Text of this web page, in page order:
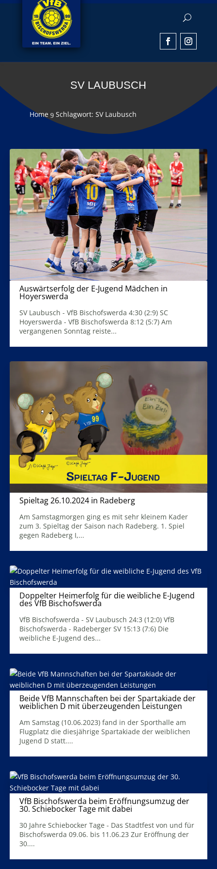
SV LAUBUSCH
Home 9 Schlagwort: SV Laubusch
Auswärtserfolg der E-Jugend Mädchen in
Hoyerswerda
SV Laubusch - VfB Bischofswerda 4:30 (2:9) SC
Hoyerswerda - VfB Bischofswerda 8:12 (5:7) Am
vergangenen Sonntag reiste...
Spieltag 26.10.2024 in Radeberg
Am Samstagmorgen ging es mit sehr kleinem Kader
zum 3. Spieltag der Saison nach Radeberg. 1. Spiel
gegen Radeberg I,...
Doppelter Heimerfolg für die weibliche E-Jugend
des VfB Bischofswerda
VfB Bischofswerda - SV Laubusch 24:3 (12:0) VfB
Bischofswerda - Radeberger SV 15:13 (7:6) Die
weibliche E-Jugend des...
Beide VfB Mannschaften bei der Spartakiade der
weiblichen D mit überzeugenden Leistungen
Am Samstag (10.06.2023) fand in der Sporthalle am
Flugplatz die diesjährige Spartakiade der weiblichen
Jugend D statt....
VfB Bischofswerda beim Eröffnungsumzug der
30. Schiebocker Tage mit dabei
30 Jahre Schiebocker Tage - Das Stadtfest von und für
Bischofswerda 09.06. bis 11.06.23 Zur Eröffnung der
30....